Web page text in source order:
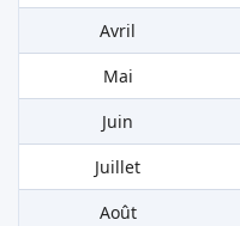
Avril
Mai
Juin
Juillet
Août